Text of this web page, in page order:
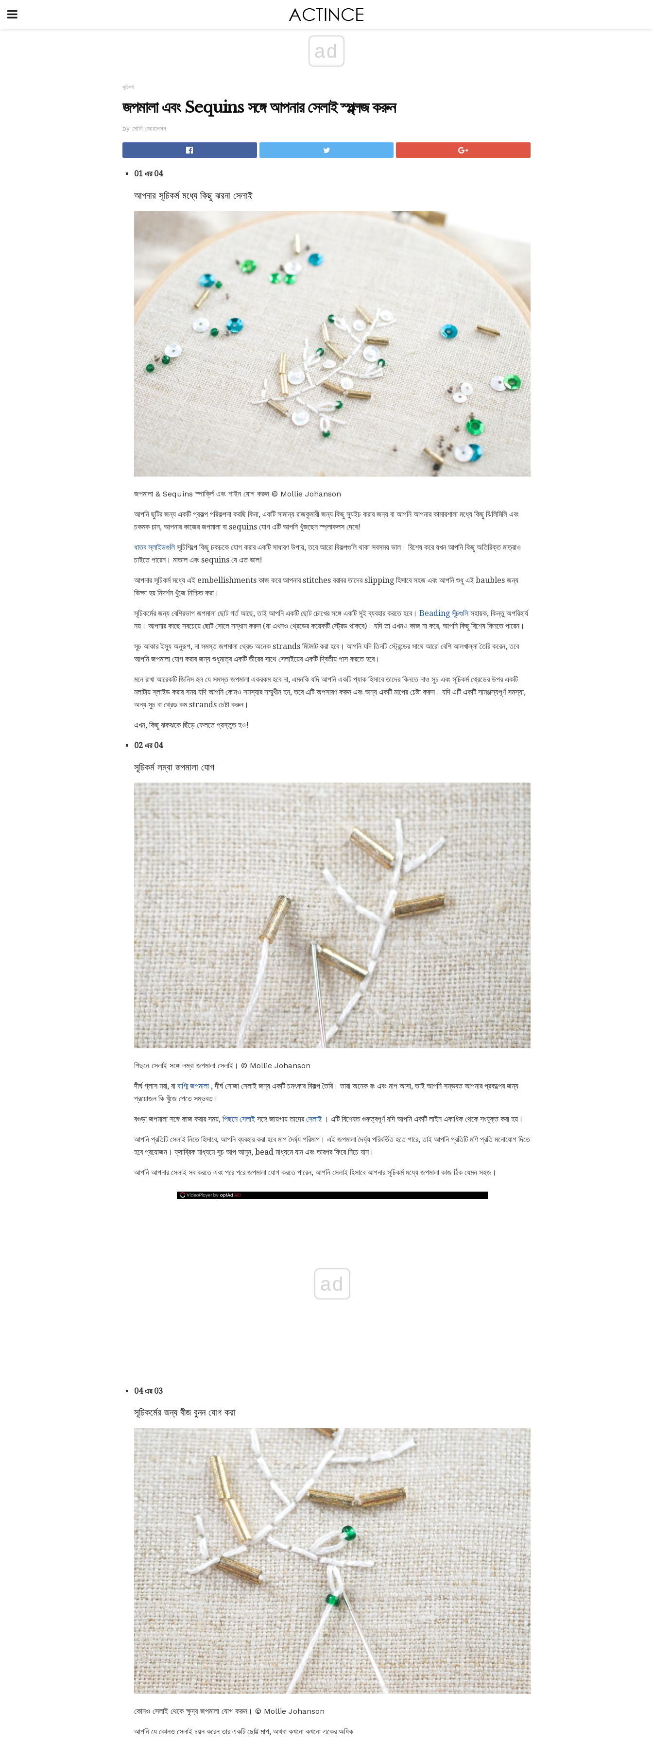
ad
সূচিকর্ম
জপমালা এবং Sequins সঙ্গে আপনার সেলাই স্প্ল্ল্লজ করুন
by মোলি জোহানসন
01 এর 04
আপনার সূচিকর্ম মধ্যে কিছু ঝরনা সেলাই
জপমালা & Sequins স্পার্ক্লি এবং শাইন যোগ করুন © Mollie Johanson
আপনি ছুটির জন্য একটি প্রকল্প পরিকল্পনা করছি কিনা, একটি সামান্য রাজকুমারী জন্য কিছু স্যুইচ করার জন্য বা আপনি আপনার কামারশালা মধ্যে কিছু ঝিলিমিলি এবং
চকমক চান, আপনার কাজের জপমালা বা sequins যোগ এটি আপনি খুঁজছেন স্প্লাকলস দেবে!
ধাতব স্লাইডগুলিসূচিশিল্পে কিছু চকচকে যোগ করার একটি সাধারণ উপায়, তবে আরো বিকল্পগুলি থাকা সবসময় ভাল। বিশেষ করে যখন আপনি কিছু অতিরিক্ত মাত্রাও
চাইতে পারেন। মাতাল এবং sequins যে এত ভাল!
আপনার সূচিকর্ম মধ্যে এই embellishments কাজ করে আপনার stitches বরাবর তাদের slipping হিসাবে সহজ এবং আপনি শুধু এই baubles জন্য
ভিক্ষা হয় নিদর্শন খুঁজে নিশ্চিত করা।
সূচিকর্মের জন্য বেশিরভাগ জপমালা ছোট গর্ত আছে, তাই আপনি একটি ছোট চোখের সঙ্গে একটি সুই ব্যবহার করতে হবে। Beading সূঁচগুলিসহায়ক, কিন্তু অপরিহার্য
নয়। আপনার কাছে সবচেয়ে ছোট সোলে সন্ধান করুন (যা এখনও থ্রেডের কয়েকটি স্ট্রেড থাকবে)। যদি তা এখনও কাজ না করে, আপনি কিছু বিশেষ কিনতে পারেন।
সুচ আকার ইস্যু অনুরূপ, না সমস্ত জপমালা থ্রেড অনেক strands মিটমাট করা হবে। আপনি যদি তিনটি স্ট্রেন্ডের সাথে আরো বেশি আলখাল্লা তৈরি করেন, তবে
আপনি জপমালা যোগ করার জন্য শুধুমাত্র একটি তীরের সাথে সেলাইয়ের একটি দ্বিতীয় পাস করতে হবে।
মনে রাখা আরেকটি জিনিস হল যে সমস্ত জপমালা একরকম হবে না, এমনকি যদি আপনি একটি প্যাক হিসাবে তাদের কিনতে নাও সুচ এবং সূচিকর্ম থ্রেডের উপর একটি
মলাটায় স্লাইড করার সময় যদি আপনি কোনও সমস্যার সম্মুখীন হন, তবে এটি অপসারণ করুন এবং অন্য একটি মাপের চেষ্টা করুন। যদি এটি একটি সামঞ্জস্যপূর্ণ সমস্যা,
অন্য সুচ বা থ্রেড কম strands চেষ্টা করুন।
এখন, কিছু ঝকঝকে ছিঁড়ে ফেলতে প্রস্তুত হও!
02 এর 04
সূচিকর্ম লম্বা জপমালা যোগ
পিছনে সেলাই সঙ্গে লম্বা জপমালা সেলাই। © Mollie Johanson
দীর্ঘ গ্লাস মরা, বা বাগ্মি জপমালা , দীর্ঘ সোজা সেলাই জন্য একটি চমৎকার বিকল্প তৈরি। তারা অনেক রং এবং মাপ আসা, তাই আপনি সম্ভবত আপনার প্রকল্পের জন্য
প্রয়োজন কি খুঁজে পেতে সম্ভবত।
বগুড়া জপমালা সঙ্গে কাজ করার সময়, পিছনে সেলাই সঙ্গে জায়গায় তাদেরসেলাই । এটি বিশেষত গুরুত্বপূর্ণ যদি আপনি একটি লাইন একাধিক থেকে সংযুক্ত করা হয়।
আপনি প্রতিটি সেলাই নিতে হিসাবে, আপনি ব্যবহার করা হবে মাপ দৈর্ঘ্য পরিমাপ। এই জপমালা দৈর্ঘ্য পরিবর্তিত হতে পারে, তাই আপনি প্রতিটি মণি প্রতি মনোযোগ দিতে
হবে প্রয়োজন। ফ্যাব্রিক মাধ্যমে সুচ আপ আনুন, bead মাধ্যমে যান এবং তারপর ফিরে নিচে যান।
আপনি আপনার সেলাই সব করতে এবং পরে পরে জপমালা যোগ করতে পারেন, আপনি সেলাই হিসাবে আপনার সূচিকর্ম মধ্যে জপমালা কাজ ঠিক যেমন সহজ।
ad
04 এর 03
সূচিকর্মের জন্য বীজ বুনন যোগ করা
কোনও সেলাই থেকে ক্ষুদ্র জপমালা যোগ করুন। © Mollie Johanson
আপনি যে কোনও সেলাই চয়ন করেন তার একটি ছোট্ট মাপ, অথবা কখনো কখনো একের অধিক